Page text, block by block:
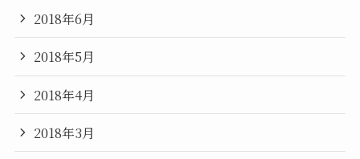
2018年6月
2018年5月
2018年4月
2018年3月